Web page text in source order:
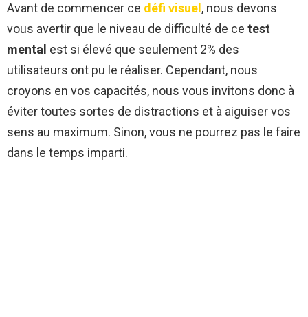
Avant de commencer ce défi visuel , nous devons
vous avertir que le niveau de difficulté de ce test
mental est si élevé que seulement 2% des
utilisateurs ont pu le réaliser. Cependant, nous
croyons en vos capacités, nous vous invitons donc à
éviter toutes sortes de distractions et à aiguiser vos
sens au maximum. Sinon, vous ne pourrez pas le faire
dans le temps imparti.